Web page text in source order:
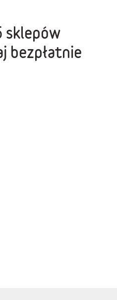
sklepów
bezpłatnie